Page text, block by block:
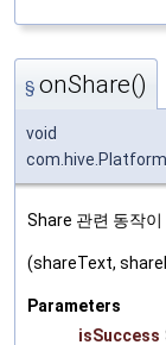
§ onShare()
void
Share 관련 동작이
(shareText,
Parameters
isSuccess